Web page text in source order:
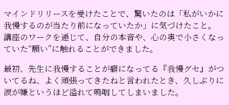
マインドリリースを受けたことで、驚いたのは「私がいかに
我慢するのが当たり前になっていたか」に気づけたこと。
講座のワークを通じて、自分の本音や、心の奥で小さくなっ
ていた“願い”に触れることができました。
最初、先生に我慢することが癖になってる『我慢グセ』がつ
いてるね、よく頑張ってきたねと言われたとき、久しぶりに
涙が嫌というほど溢れて嗚咽してしまいました。